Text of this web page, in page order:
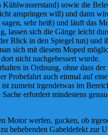
sowie die
anspringen will) und dann
sehr heiß) und läuft das
sich die Gänge leicht
Blick in den Spiegel tun)
sich mit diesem Moped
nicht nachgebessert wurde.
in Ordnung, ohne dass
Probefahrt auch einmal auf
zumeist irgendetwas im
erfordert mindestens
Motor werfen, gucken, ob
behebenden Gabeldefekt zur